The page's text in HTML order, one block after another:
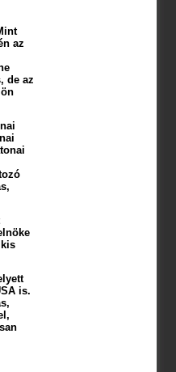
az
de az
is.